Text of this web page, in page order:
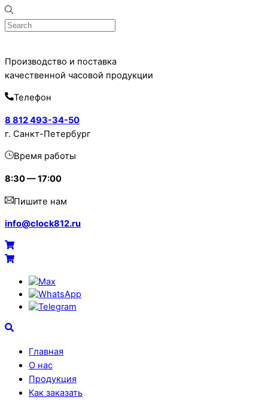
Skip
to
Производство и поставка
качественной часовой продукции
Телефон
8 812 493-34-50
г. Санкт-Петербург
Время работы
8:30 — 17:00
Пишите нам
info@clock812.ru
Menu
Cart
Cart
Search
Главная
О нас
Продукция
Как заказать